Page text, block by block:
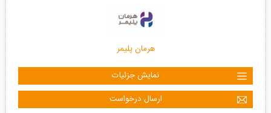
هرمان پلیمر
نمایش جزئیات
ارسال درخواست